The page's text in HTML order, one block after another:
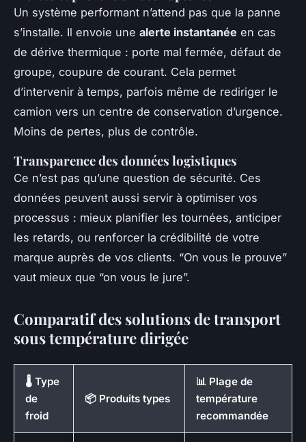
Un système performant n’attend pas que la panne
s’installe. Il envoie une alerte instantanée en cas
de dérive thermique : porte mal fermée, défaut de
groupe, coupure de courant. Cela permet
d’intervenir à temps, parfois même de rediriger le
camion vers un centre de conservation d’urgence.
Moins de pertes, plus de contrôle.
Transparence des données logistiques
Ce n’est pas qu’une question de sécurité. Ces
données peuvent aussi servir à optimiser vos
processus : mieux planifier les tournées, anticiper
les retards, ou renforcer la crédibilité de votre
marque auprès de vos clients. “On vous le prouve”
vaut mieux que “on vous le jure”.
Comparatif des solutions de transport
sous température dirigée
🌡️ Type
de
froid
📦 Produits types
📊 Plage de
température
recommandée